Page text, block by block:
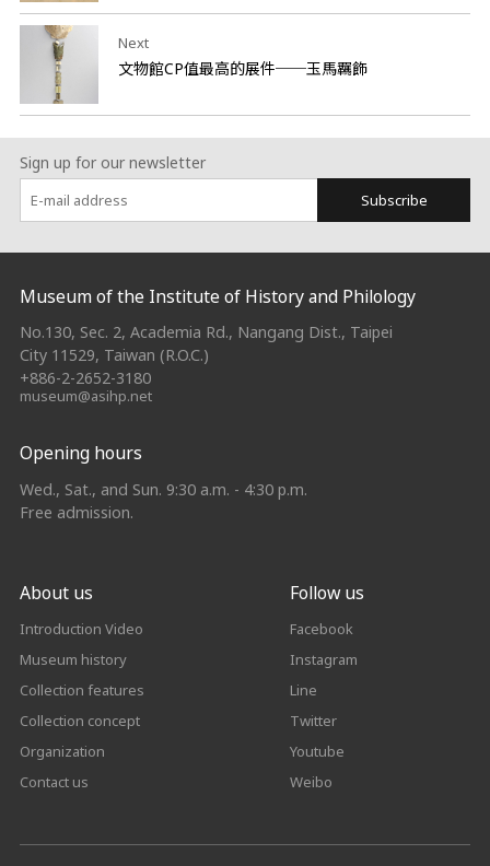
Next
文物館CP值最高的展件──玉馬羈飾
Sign up for our newsletter
Subscribe
:::
Museum of the Institute of History and Philology
No.130, Sec. 2, Academia Rd., Nangang Dist., Taipei
City 11529, Taiwan (R.O.C.)
+886-2-2652-3180
museum@asihp.net
Opening hours
Wed., Sat., and Sun. 9:30 a.m. - 4:30 p.m.
Free admission.
About us
Introduction Video
Museum history
Collection features
Collection concept
Organization
Contact us
Follow us
Facebook
Instagram
Line
Twitter
Youtube
Weibo